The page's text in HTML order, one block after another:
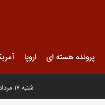
پرونده هسته ای اروپا
شنبه ۱۷ مرداد ۱۴۰۵